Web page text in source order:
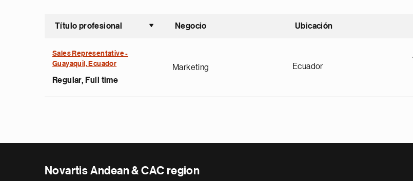
Título profesional
Ordenar ascendente
Negocio Ubicación
Sales Representative -
Guayaquil, Ecuador
Regular, Full time
Marketing Ecuador
Novartis Andean & CAC region